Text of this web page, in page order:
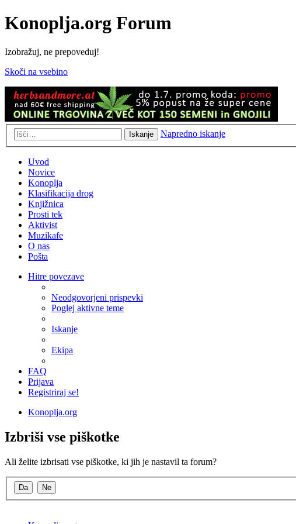
Konoplja.org Forum
Izobražuj, ne prepoveduj!
Skoči na vsebino
Iskanje Napredno iskanje
Uvod
Novice
Konoplja
Klasifikacija drog
Knjižnica
Prosti tek
Aktivist
Muzikafe
O nas
Pošta
Hitre povezave
Neodgovorjeni prispevki
Poglej aktivne teme
Iskanje
Ekipa
FAQ
Prijava
Registriraj se!
Konoplja.org
Izbriši vse piškotke
Ali želite izbrisati vse piškotke, ki jih je nastavil ta forum?